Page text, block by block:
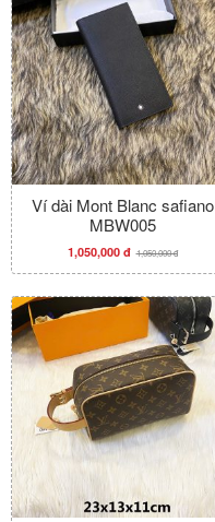
Ví dài Mont Blanc safiano
MBW005
1,050,000 đ 1,050,000 đ